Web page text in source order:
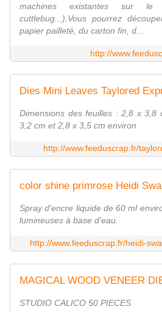
machines existantes sur le
cuttlebug...).Vous pourrez
papier pailleté, du carton fin, d...
http://
Dimensions des feuilles : 2,8 x
3,2 cm et 2,8 x 3,5 cm environ
http://www.feeduscrap.fr/
color shine primrose Heidi
Spray d'encre liquide de 60 ml
lumineuses à base d'eau.
http://www.feeduscrap.fr/heidi-
STUDIO CALICO 50 PIECES